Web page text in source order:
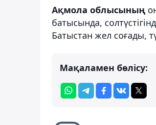
Ақмола облысының
батысында,
Батыстан жел соғады,
Мақаламен бөлісу: